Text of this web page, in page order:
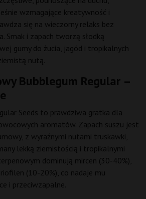
wzmagające kreatywność i
się na wieczorny relaks bez
Smak i zapach tworzą słodką
gumy do żucia, jagód i tropikalnych
nutą.
Bubblegum Regular –
Seeds to prawdziwa gratka dla
aromatów. Zapach suszu jest
z wyraźnymi nutami truskawki,
lekką ziemistością i tropikalnymi
dominują mircen (30-40%),
(10-20%), co nadaje mu
i przeciwzapalne.